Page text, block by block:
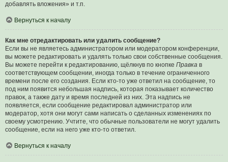
добавлять вложения» и т.п.
Вернуться к началу
Как мне отредактировать или удалить сообщение?
Если вы не являетесь администратором или модератором конференции,
вы можете редактировать и удалять только свои собственные сообщения.
Вы можете перейти к редактированию, щёлкнув по кнопке Правка в
соответствующем сообщении, иногда только в течение ограниченного
времени после его создания. Если кто-то уже ответил на сообщение, то
под ним появится небольшая надпись, которая показывает количество
правок, а также дату и время последней из них. Эта надпись не
появляется, если сообщение редактировал администратор или
модератор, хотя они могут сами написать о сделанных изменениях по
своему усмотрению. Учтите, что обычные пользователи не могут удалить
сообщение, если на него уже кто-то ответил.
Вернуться к началу